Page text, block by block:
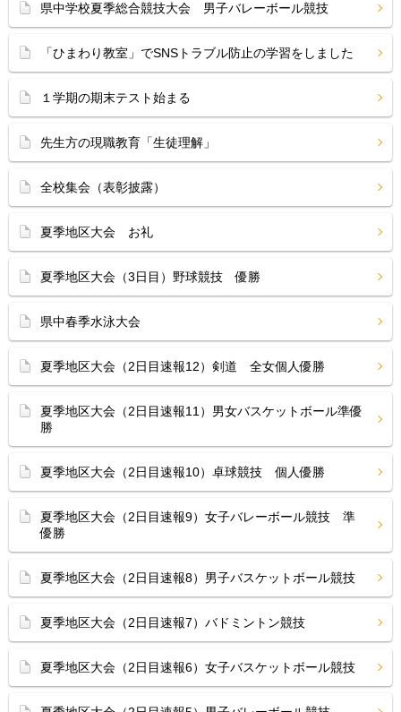
県中学校夏季総合競技大会 男子バレーボール競技
「ひまわり教室」でSNSトラブル防止の学習をしました
１学期の期末テスト始まる
先生方の現職教育「生徒理解」
全校集会（表彰披露）
夏季地区大会 お礼
夏季地区大会（3日目）野球競技 優勝
県中春季水泳大会
夏季地区大会（2日目速報12）剣道 全女個人優勝
夏季地区大会（2日目速報11）男女バスケットボール準優
勝
夏季地区大会（2日目速報10）卓球競技 個人優勝
夏季地区大会（2日目速報9）女子バレーボール競技 準
優勝
夏季地区大会（2日目速報8）男子バスケットボール競技
夏季地区大会（2日目速報7）バドミントン競技
夏季地区大会（2日目速報6）女子バスケットボール競技